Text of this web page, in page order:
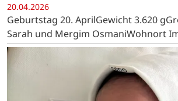
20.04.2026
Geburtstag 20. AprilGewicht 3.620
Sarah und Mergim OsmaniWohnort